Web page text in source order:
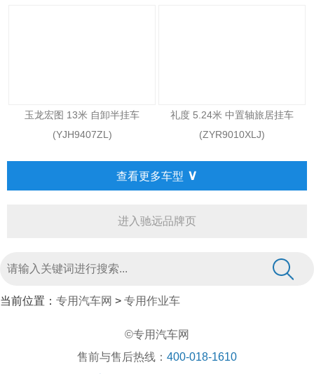
玉龙宏图 13米 自卸半挂车
(YJH9407ZL)
礼度 5.24米 中置轴旅居挂车
(ZYR9010XLJ)
查看更多车型 ∨
进入驰远品牌页
当前位置： 专用汽车网 > 专用作业车
©专用汽车网
售前与售后热线： 400-018-1610